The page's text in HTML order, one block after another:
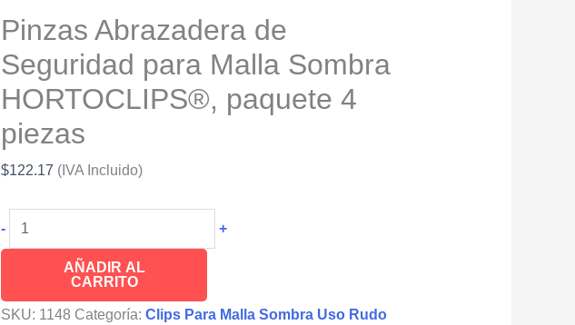
Pinzas Abrazadera de
Seguridad para Malla Sombra
HORTOCLIPS®, paquete 4
piezas
$122.17 (IVA Incluido)
-
Pinzas
Abrazadera
Seguridad
+
AÑADIR AL
CARRITO
SKU: 1148 Categoría: Clips Para Malla Sombra Uso Rudo